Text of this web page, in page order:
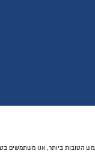
רכישה מאובטחת SSL